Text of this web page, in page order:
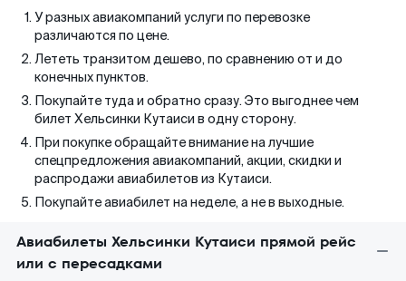
У разных авиакомпаний услуги по перевозке
различаются по цене.
Лететь транзитом дешево, по сравнению от и до
конечных пунктов.
Покупайте туда и обратно сразу. Это выгоднее чем
билет Хельсинки Кутаиси в одну сторону.
При покупке обращайте внимание на лучшие
спецпредложения авиакомпаний, акции, скидки и
распродажи авиабилетов из Кутаиси.
Покупайте авиабилет на неделе, а не в выходные.
Авиабилеты Хельсинки Кутаиси прямой рейс
или с пересадками